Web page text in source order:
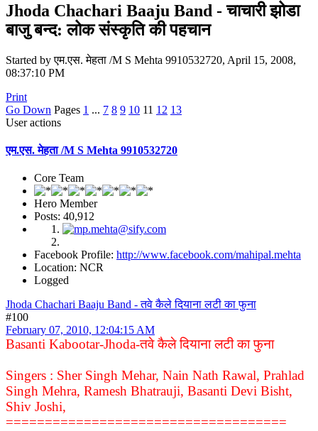
Jhoda Chachari Baaju Band - चाचारी झोडा
बाजु बन्द: लोक संस्कृति की पहचान
Started by एम.एस. मेहता /M S Mehta 9910532720, April 15, 2008,
08:37:10 PM
Print
Go Down Pages 1 ... 7 8 9 10 11 12 13
User actions
एम.एस. मेहता /M S Mehta 9910532720
Core Team
Hero Member
Posts: 40,912
Facebook Profile: http://www.facebook.com/mahipal.mehta
Location: NCR
Logged
Jhoda Chachari Baaju Band - तवे कैले दियाना लटी का फुना
#100
February 07, 2010, 12:04:15 AM
Basanti Kabootar-Jhoda-तवे कैले दियाना लटी का फुना
Singers : Sher Singh Mehar, Nain Nath Rawal, Prahlad
Singh Mehra, Ramesh Bhatrauji, Basanti Devi Bisht,
Shiv Joshi,
====================================